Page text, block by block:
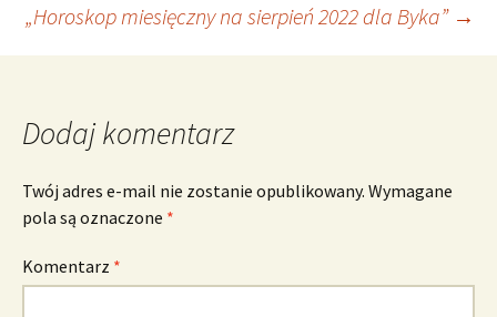
wpisu
„Horoskop miesięczny na sierpień 2022 dla Byka” →
Dodaj komentarz
Twój adres e-mail nie zostanie opublikowany. Wymagane
pola są oznaczone *
Komentarz *